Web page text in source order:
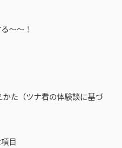
〜〜！
かた（ツナ看の体験談に基づ
目